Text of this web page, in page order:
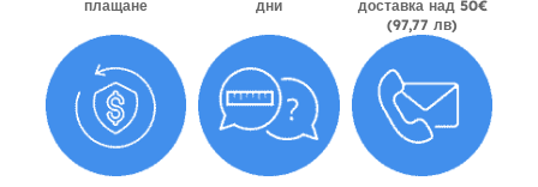
плащане
дни
доставка над 50€
(97,77 лв)